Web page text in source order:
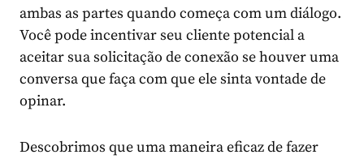
ambas as partes quando começa com um diálogo.
Você pode incentivar seu cliente potencial a
aceitar sua solicitação de conexão se houver uma
conversa que faça com que ele sinta vontade de
opinar.
Descobrimos que uma maneira eficaz de fazer